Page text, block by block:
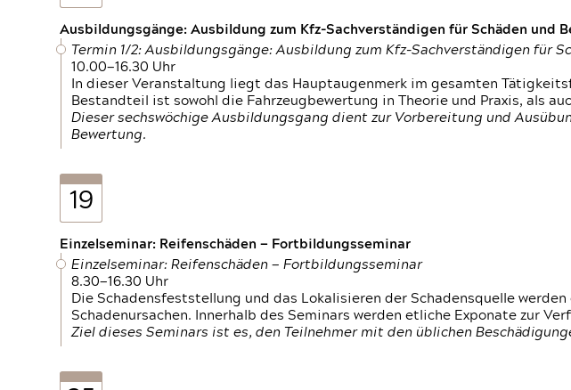
Ausbildungsgänge: Ausbildung zum Kfz-Sachverständigen für Schäden und
Termin 1/2: Ausbildungsgänge: Ausbildung zum Kfz-Sachverständigen für
10.00—16.30 Uhr
In dieser Veranstaltung liegt das Hauptaugenmerk im gesamten
Bestandteil ist sowohl die Fahrzeugbewertung in Theorie und Praxis, als
Dieser sechswöchige Ausbildungsgang dient zur Vorbereitung und
Bewertung.
19
Einzelseminar: Reifenschäden — Fortbildungsseminar
Einzelseminar: Reifenschäden — Fortbildungsseminar
8.30—16.30 Uhr
Die Schadensfeststellung und das Lokalisieren der Schadensquelle
Schadenursachen. Innerhalb des Seminars werden etliche Exponate zur
Ziel dieses Seminars ist es, den Teilnehmer mit den üblichen